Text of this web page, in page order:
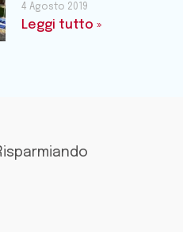
4 Agosto 2019
Leggi tutto »